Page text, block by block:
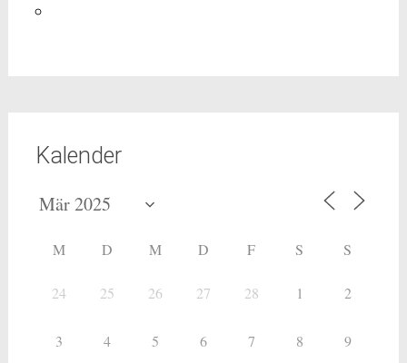
Kalender
M D M D F S S
24 25 26 27 28 1 2
3 4 5 6 7 8 9